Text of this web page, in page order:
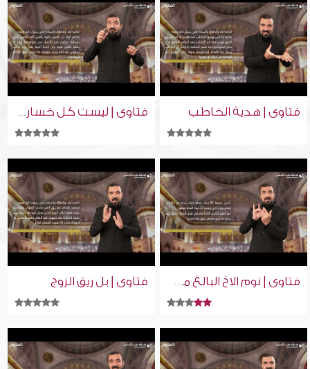
فتاوى | هدية الخاطب فتاوى | ليست كل خساره حسد
فتاوى | نوم الاخ البالغ مع أخته فتاوى | بل ريق الزوج